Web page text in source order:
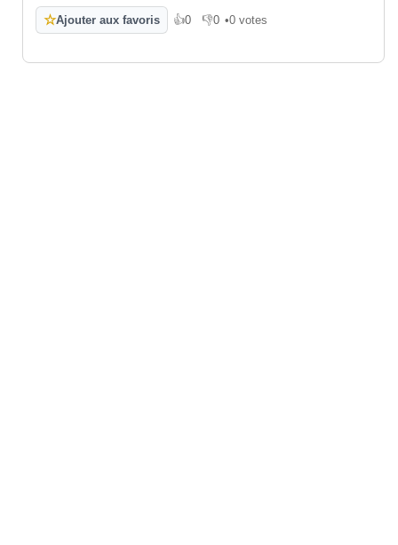
☆Ajouter aux favoris 👍0
J'aime 👎0
Je n'aime pas
•0 votes